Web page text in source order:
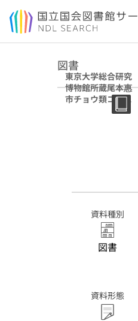
本文へ移動
図書
東京大学総合研究
博物館所蔵尾本惠
市チョウ類コレク
ション目録 第3部
Tokyo material
資料種別
図書
資料形態